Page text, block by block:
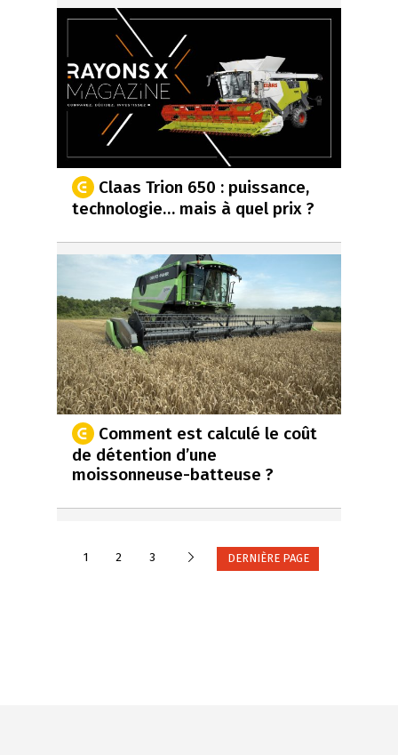
Claas Trion 650 : puissance,
technologie… mais à quel prix ?
Comment est calculé le coût
de détention d’une
moissonneuse-batteuse ?
1 2 3 SuivanteDERNIÈRE PAGE